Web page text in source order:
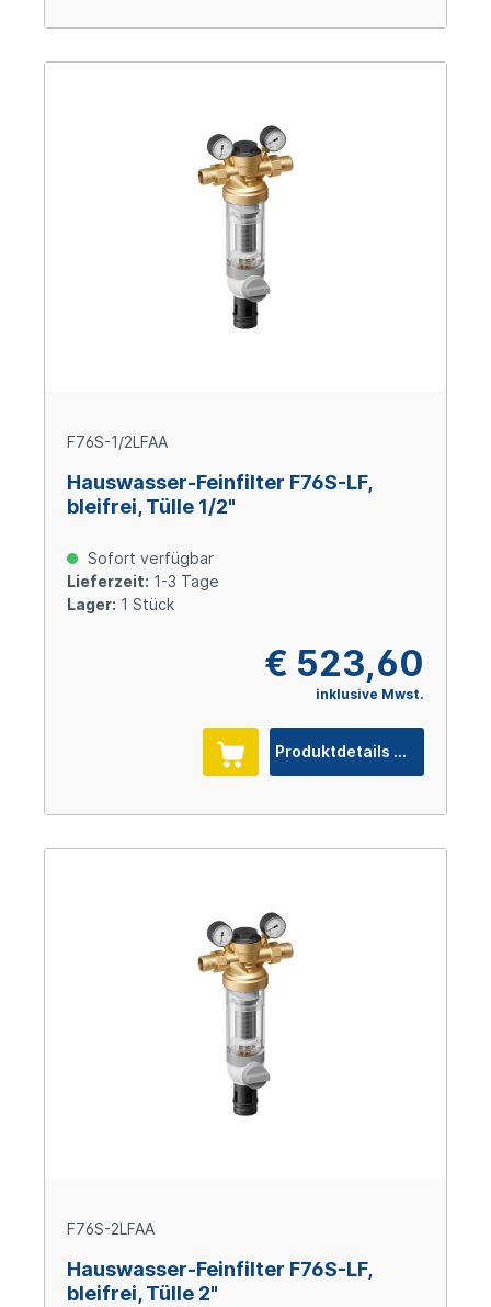
F76S-1/2LFAA
Hauswasser-Feinfilter F76S-LF,
bleifrei, Tülle 1/2"
Sofort verfügbar
Lieferzeit: 1-3 Tage
Lager: 1 Stück
€ 523,60
inklusive Mwst.
Produktdetails
F76S-2LFAA
Hauswasser-Feinfilter F76S-LF,
bleifrei, Tülle 2"